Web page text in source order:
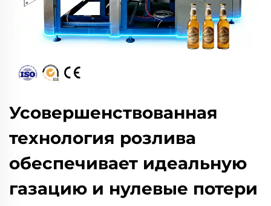
Усовершенствованная
технология розлива
обеспечивает идеальную
газацию и нулевые потери